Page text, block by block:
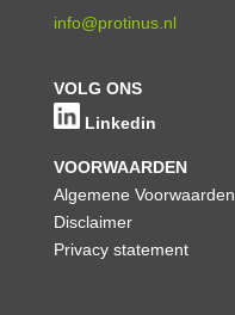
info@protinus.nl
VOLG ONS
Linkedin
VOORWAARDEN
Algemene Voorwaarden
Disclaimer
Privacy statement